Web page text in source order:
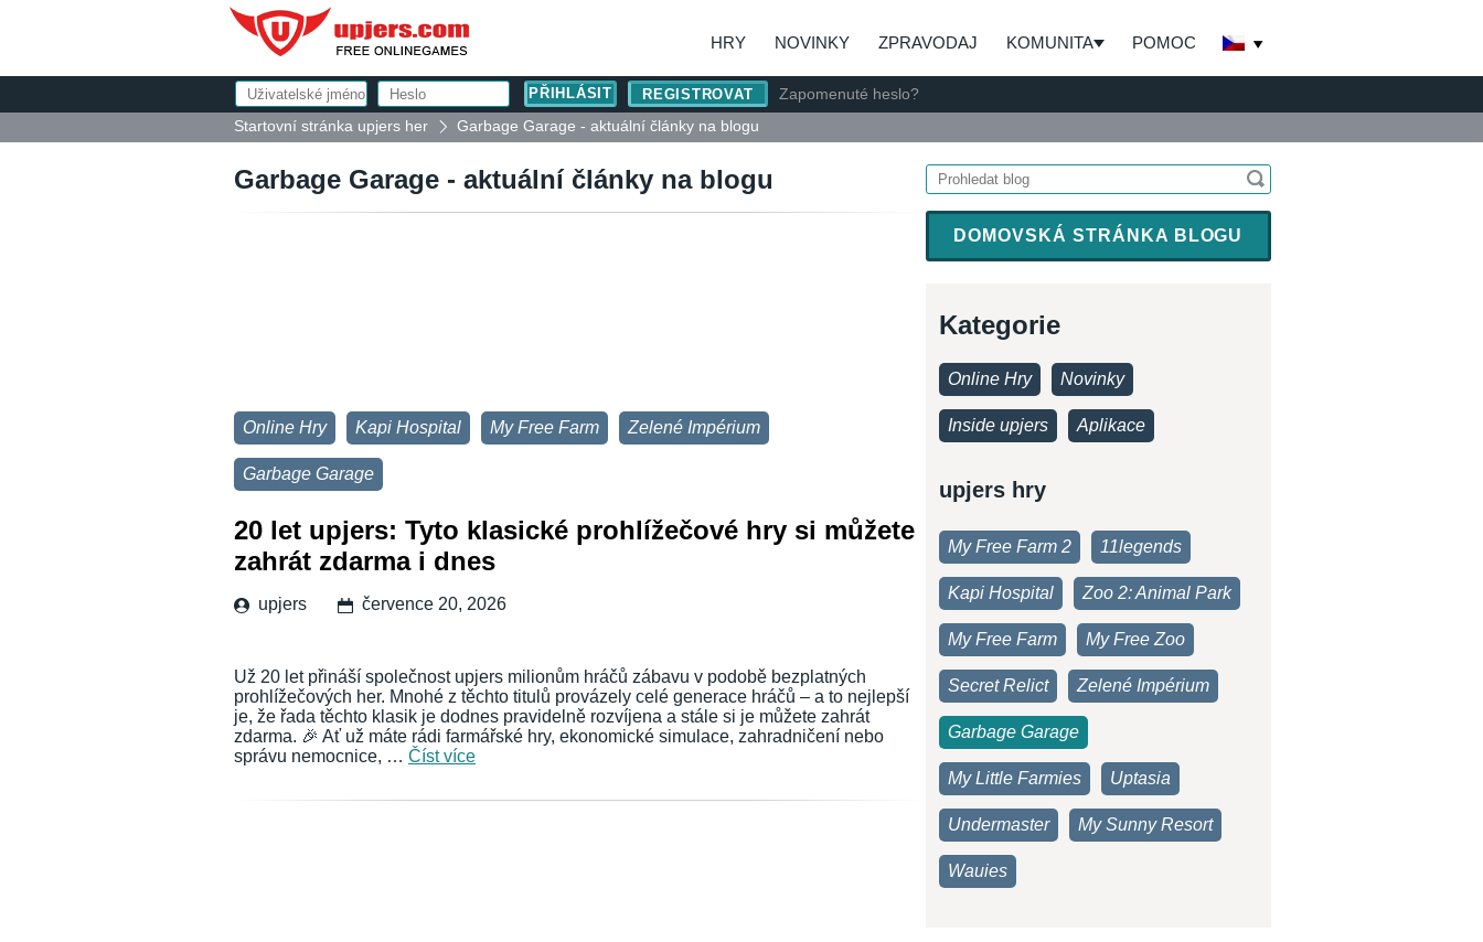
HRY NOVINKY ZPRAVODAJ KOMUNITA POMOC
REGISTROVAT
Zapomenuté heslo?
Startovní stránka upjers her
Garbage Garage - aktuální články na blogu
Garbage Garage - aktuální články na blogu
Online Hry Kapi Hospital My Free Farm Zelené Impérium
Garbage Garage
20 let upjers: Tyto klasické prohlížečové hry si můžete
zahrát zdarma i dnes
upjers července 20, 2026
Už 20 let přináší společnost upjers milionům hráčů zábavu v podobě bezplatných
prohlížečových her. Mnohé z těchto titulů provázely celé generace hráčů – a to nejlepší
je, že řada těchto klasik je dodnes pravidelně rozvíjena a stále si je můžete zahrát
zdarma. 🎉 Ať už máte rádi farmářské hry, ekonomické simulace, zahradničení nebo
správu nemocnice, … Číst více
DOMOVSKÁ STRÁNKA BLOGU
Kategorie
Online Hry Novinky
Inside upjers Aplikace
upjers hry
My Free Farm 2 11legends
Kapi Hospital Zoo 2: Animal Park
My Free Farm My Free Zoo
Secret Relict Zelené Impérium
Garbage Garage
My Little Farmies Uptasia
Undermaster My Sunny Resort
Wauies